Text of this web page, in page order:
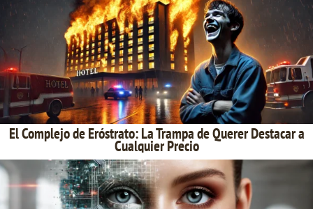
El Complejo de Eróstrato: La Trampa de Querer Destacar a
Cualquier Precio